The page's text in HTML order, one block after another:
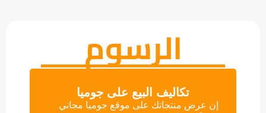
الرسوم
تكاليف البيع على جوميا
إن عرض منتجاتك على موقع جوميا مجاني